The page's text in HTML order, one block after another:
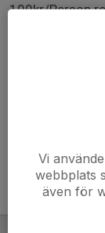
100kr/Person
Swish till
Vi
webbplats
även för